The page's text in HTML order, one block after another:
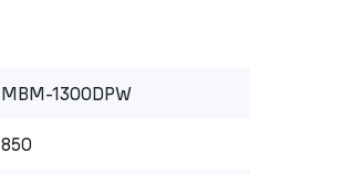
MBM-1300DPW
850